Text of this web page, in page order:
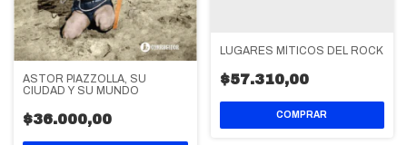
ASTOR PIAZZOLLA, SU
CIUDAD Y SU MUNDO
$36.000,00
LUGARES MÍTICOS DEL ROCK
$57.310,00